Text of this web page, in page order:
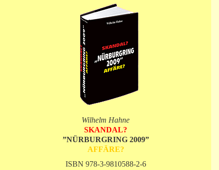
Wilhelm Hahne
SKANDAL?
”NÜRBURGRING 2009”
AFFÄRE?
ISBN 978-3-9810588-2-6